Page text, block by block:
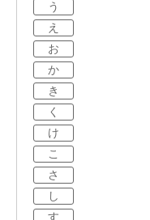
う
え
お
か
き
く
け
こ
さ
し
す